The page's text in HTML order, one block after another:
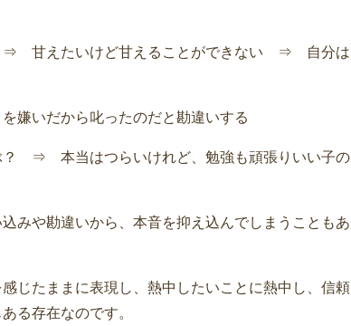
⇒ 甘えたいけど甘えることができない ⇒ 自分は
いだから叱ったのだと勘違いする
？ ⇒ 本当はつらいけれど、勉強も頑張りいい子の
みや勘違いから、本音を抑え込んでしまうこともあ
じたままに表現し、熱中したいことに熱中し、信頼
る存在なのです。